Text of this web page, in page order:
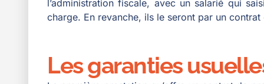
l’administration fiscale, avec un salarié qui
charge. En revanche, ils le seront par un
Les garanties